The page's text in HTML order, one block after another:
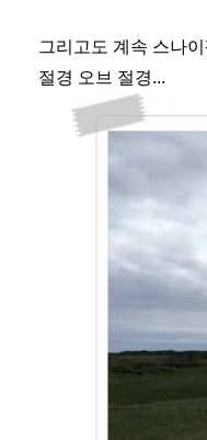
그리고도 계속 스나
절경 오브 절경...